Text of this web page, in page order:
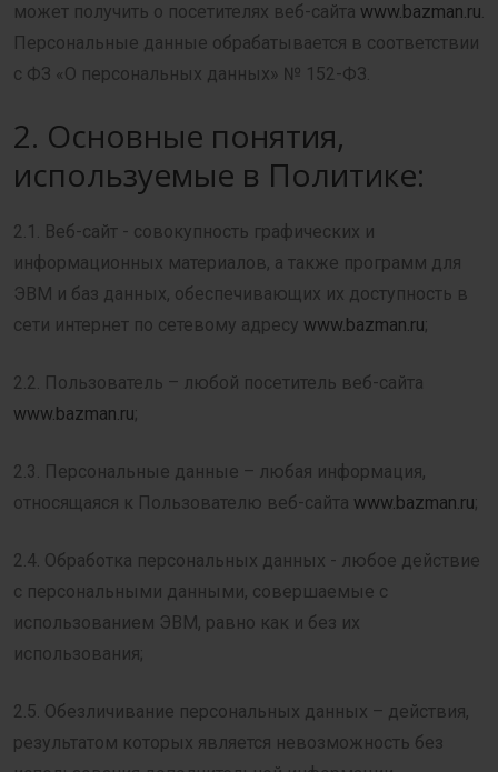
может получить о посетителях веб-сайта www.bazman.ru.
Персональные данные обрабатывается в соответствии
с ФЗ «О персональных данных» № 152-ФЗ.
2. Основные понятия,
используемые в Политике:
2.1. Веб-сайт - совокупность графических и
информационных материалов, а также программ для
ЭВМ и баз данных, обеспечивающих их доступность в
сети интернет по сетевому адресу www.bazman.ru;
2.2. Пользователь – любой посетитель веб-сайта
www.bazman.ru;
2.3. Персональные данные – любая информация,
относящаяся к Пользователю веб-сайта www.bazman.ru;
2.4. Обработка персональных данных - любое действие
с персональными данными, совершаемые с
использованием ЭВМ, равно как и без их
использования;
2.5. Обезличивание персональных данных – действия,
результатом которых является невозможность без